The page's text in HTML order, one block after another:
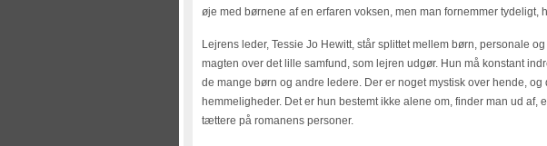
øje med børnene af en erfaren voksen, men man fornemmer tydeligt,
Lejrens leder, Tessie Jo Hewitt, står splittet mellem børn, personale
magten over det lille samfund, som lejren udgør. Hun må konstant
de mange børn og andre ledere. Der er noget mystisk over hende,
hemmeligheder. Det er hun bestemt ikke alene om, finder man ud af,
tættere på romanens personer.